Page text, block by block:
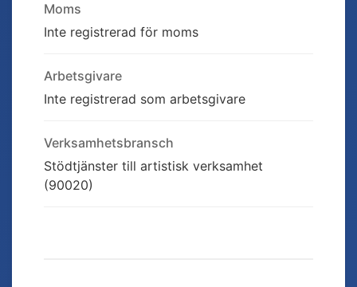
Moms
Inte registrerad för moms
Arbetsgivare
Inte registrerad som arbetsgivare
Verksamhetsbransch
Stödtjänster till artistisk verksamhet
(90020)